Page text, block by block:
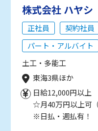
株式会社 ハヤシ
正社員 契約社員
パート・アルバイト
土工・多能工
東海3県ほか
日給12,000円以上
☆月40万円以上可
※日払・週払有！